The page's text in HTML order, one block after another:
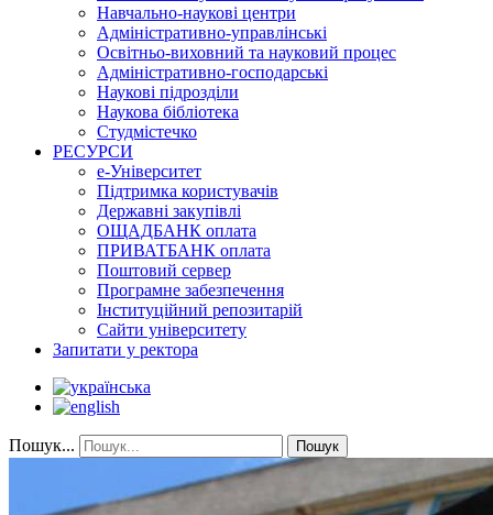
Навчально-наукові центри
Адміністративно-управлінські
Освітньо-виховний та науковий процес
Адміністративно-господарські
Наукові підрозділи
Наукова бібліотека
Студмістечко
РЕСУРСИ
е-Університет
Підтримка користувачів
Державні закупівлі
ОЩАДБАНК оплата
ПРИВАТБАНК оплата
Поштовий сервер
Програмне забезпечення
Інституційний репозитарій
Сайти університету
Запитати у ректора
Пошук... Пошук